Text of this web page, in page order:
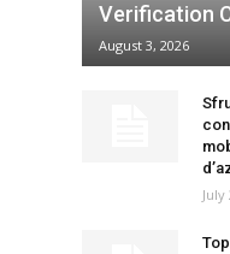
Verification
August 3, 2026
July